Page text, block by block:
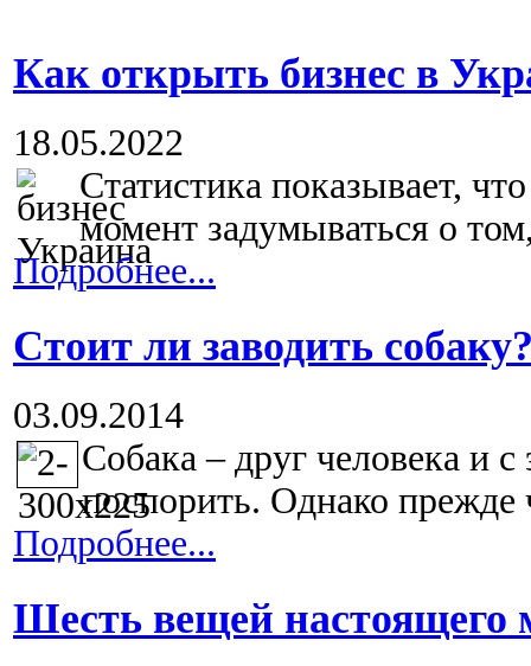
Как открыть бизнес в
18.05.2022
Статистика показывает,
момент задумываться о
Подробнее...
Стоит ли заводить
03.09.2014
Собака – друг человека и
поспорить. Однако прежде
Подробнее...
Шесть вещей